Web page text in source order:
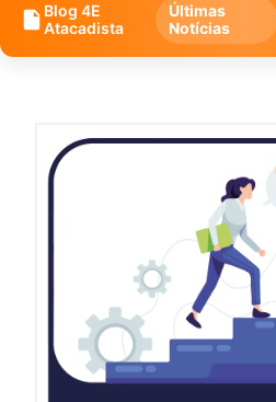
Blog 4E
Atacadista
Últimas
Notícias